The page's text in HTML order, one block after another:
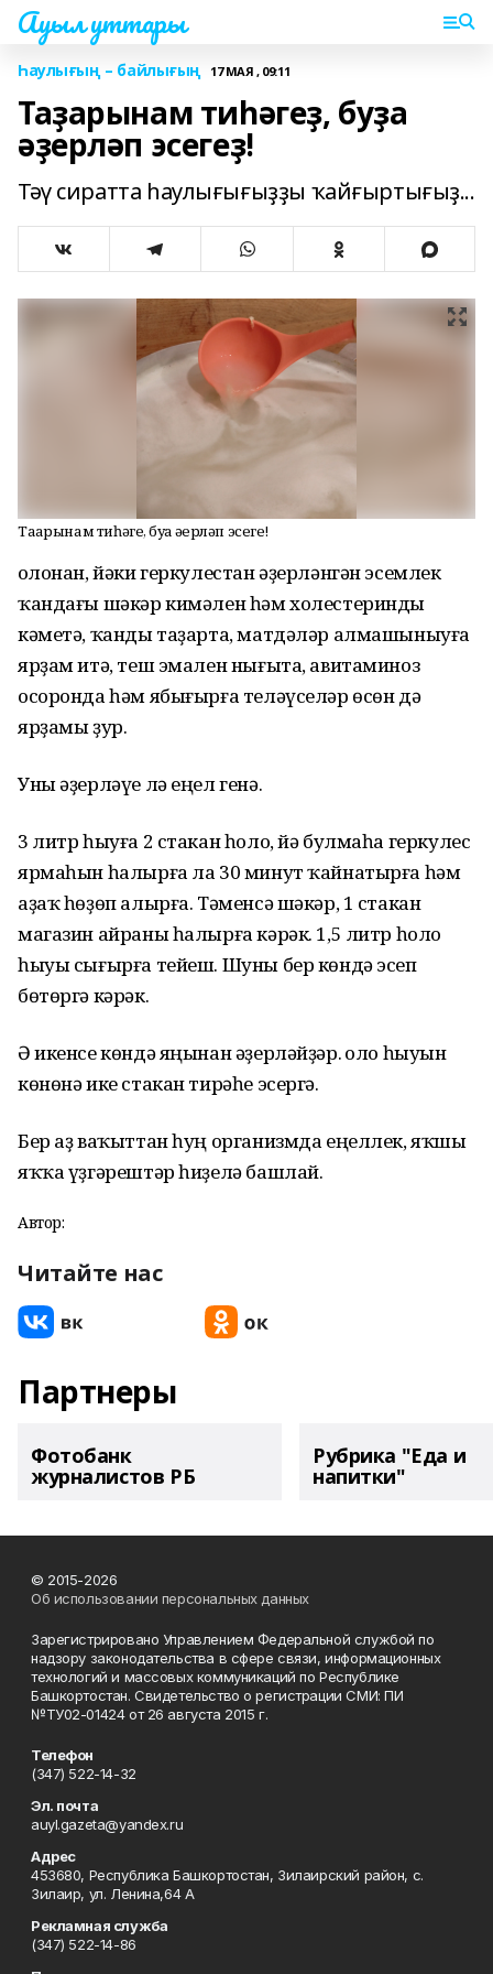
Ауыл уттары
Һаулығың – байлығың 17 МАЯ , 09:11
Таҙарынам тиһәгеҙ, буҙа
әҙерләп эсегеҙ!
Тәү сиратта һаулығығыҙҙы ҡайғыртығыҙ...
Таҙарынам тиһәгеҙ, буҙа әҙерләп эсегеҙ!
Һолонан, йәки геркулестан әҙерләнгән эсемлек
ҡандағы шәкәр кимәлен һәм холестеринды
кәметә, ҡанды таҙарта, матдәләр алмашыныуға
ярҙам итә, теш эмален нығыта, авитаминоз
осоронда һәм ябығырға теләүселәр өсөн дә
ярҙамы ҙур.
Уны әҙерләүе лә еңел генә.
3 литр һыуға 2 стакан һоло, йә булмаһа геркулес
ярмаһын һалырға ла 30 минут ҡайнатырға һәм
аҙаҡ һөҙөп алырға. Тәменсә шәкәр, 1 стакан
магазин айраны һалырға кәрәк. 1,5 литр һоло
һыуы сығырға тейеш. Шуны бер көндә эсеп
бөтөргә кәрәк.
Ә икенсе көндә яңынан әҙерләйҙәр. Һоло һыуын
көнөнә ике стакан тирәһе эсергә.
Бер аҙ ваҡыттан һуң организмда еңеллек, яҡшы
яҡҡа үҙгәрештәр һиҙелә башлай.
Автор:
Читайте нас
Партнеры
Фотобанк
журналистов РБ
Рубрика "Еда и
напитки"
© 2015-2026
Об использовании персональных данных
Зарегистрировано Управлением Федеральной службой по
надзору законодательства в сфере связи, информационных
технологий и массовых коммуникаций по Республике
Башкортостан. Свидетельство о регистрации СМИ: ПИ
№ТУ02-01424 от 26 августа 2015 г.
Телефон
(347) 522-14-32
Эл. почта
auyl.gazeta@yandex.ru
Адрес
453680, Республика Башкортостан, Зилаирский район, с.
Зилаир, ул. Ленина,64 А
Рекламная служба
(347) 522-14-86